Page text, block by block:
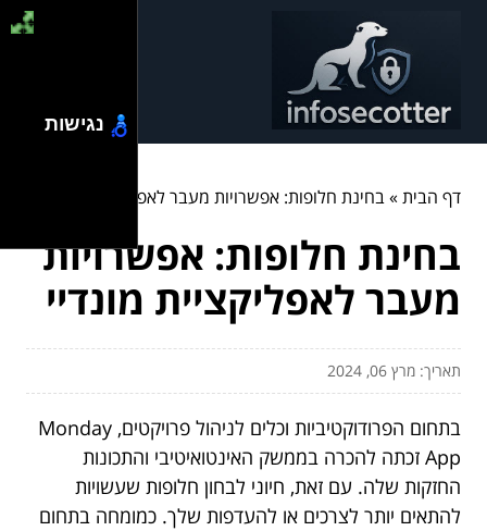
דף הבית»בחינת חלופות: אפשרויות מעבר לאפליקציית מונדיי
בחינת חלופות: אפשרויות
מעבר לאפליקציית מונדיי
תאריך: מרץ 06, 2024
בתחום הפרודוקטיביות וכלים לניהול פרויקטים, Monday
App זכתה להכרה בממשק האינטואיטיבי והתכונות
החזקות שלה. עם זאת, חיוני לבחון חלופות שעשויות
להתאים יותר לצרכים או להעדפות שלך. כמומחה בתחום
נגישות